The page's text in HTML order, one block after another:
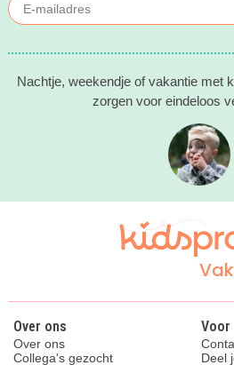
Nachtje, weekendje of vakantie met
zorgen voor eindeloos
Over ons
Over ons
Collega's gezocht
Voor
Deel